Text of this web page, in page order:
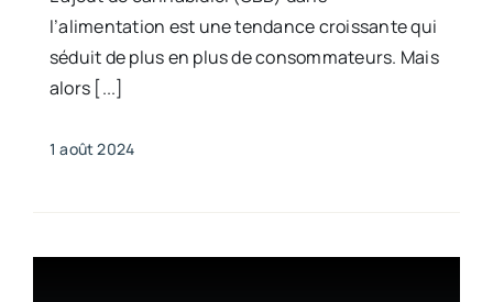
l’alimentation est une tendance croissante qui
séduit de plus en plus de consommateurs. Mais
alors [...]
1 août 2024